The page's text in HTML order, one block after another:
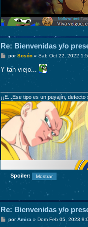
Re: Bienvenidas y/o
M
n
s
porSosón» Sab Oct 22, 2022
Y tan viejo...
¡¡E...Ese tipo es un puyajín,
Spoiler:
Re: Bienvenidas y/o
MporAmira » Dom Feb 05, 2023